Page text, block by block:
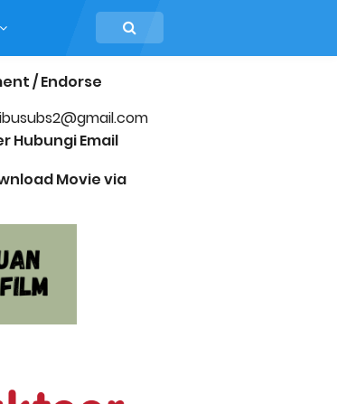
/ Endorse
Hubungi Email
Movie via